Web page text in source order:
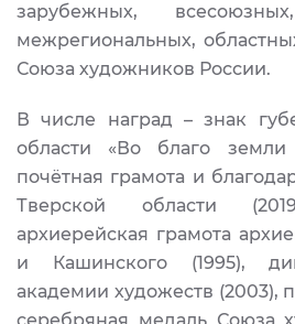
зарубежных,
межрегиональных,
Союза художников России.
В числе наград – знак
области «Во благо земли
почётная грамота и
Тверской области
архиерейская грамота
и Кашинского (1995),
академии художеств (2003),